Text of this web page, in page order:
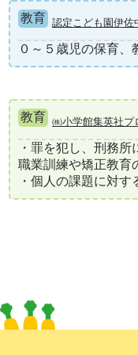
建設
物流
農林業
金融
エンタメ
公共事業
・校務分掌（主任
→教務・研修・生
教育・環境整備・人
教育 認定こども園伊佐
０～５歳児の保育、
教育 ㈱小学館集英社プ
・罪を犯し、刑務
職業訓練や矯正教育
・個人の課題に対